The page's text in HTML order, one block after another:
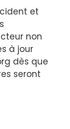
et
non
à jour
dès que
seront